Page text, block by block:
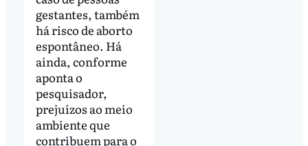
gestantes, também
há risco de aborto
espontâneo. Há
ainda, conforme
aponta o
pesquisador,
prejuízos ao meio
ambiente que
contribuem para o